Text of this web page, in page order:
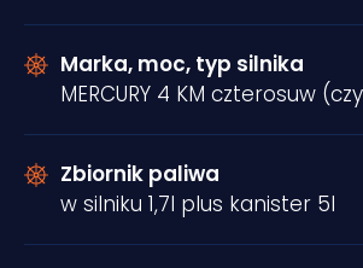
Marka, moc, typ silnika
MERCURY 4 KM czterosuw
Zbiornik paliwa
w silniku 1,7l plus kanister 5l